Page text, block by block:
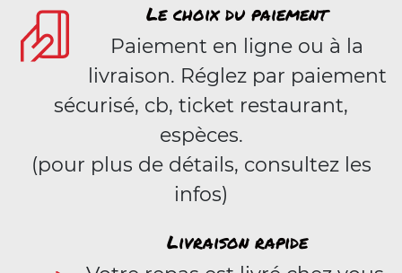
Le choix du paiement
Paiement en ligne ou à la
livraison. Réglez par paiement
sécurisé, cb, ticket restaurant,
espèces.
(pour plus de détails, consultez les
infos)
Livraison rapide